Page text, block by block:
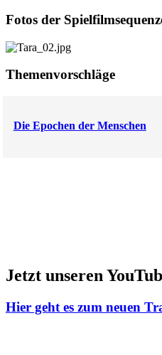
Fotos der
Themenvorschläge
Die Epochen der Menschen
Jetzt unseren
Hier geht es zum neuen